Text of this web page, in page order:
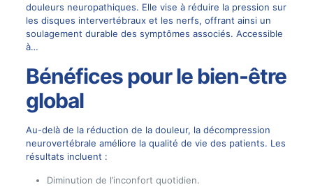
douleurs neuropathiques. Elle vise à réduire la pression sur
les disques intervertébraux et les nerfs, offrant ainsi un
soulagement durable des symptômes associés. Accessible
à…
Bénéfices pour le bien-être
global
Au-delà de la réduction de la douleur, la décompression
neurovertébrale améliore la qualité de vie des patients. Les
résultats incluent :
Diminution de l’inconfort quotidien.